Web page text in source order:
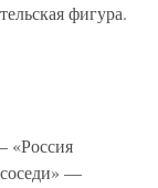
фигура.
—